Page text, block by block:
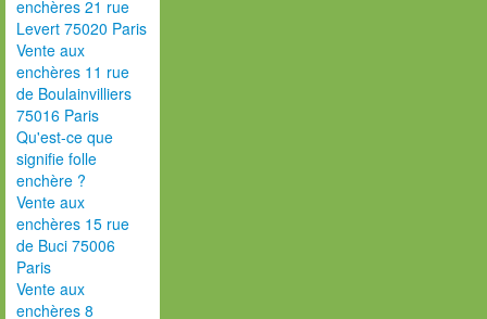
enchères 21 rue
Levert 75020 Paris
Vente aux
enchères 11 rue
de Boulainvilliers
75016 Paris
Qu'est-ce que
signifie folle
enchère ?
Vente aux
enchères 15 rue
de Buci 75006
Paris
Vente aux
enchères 8